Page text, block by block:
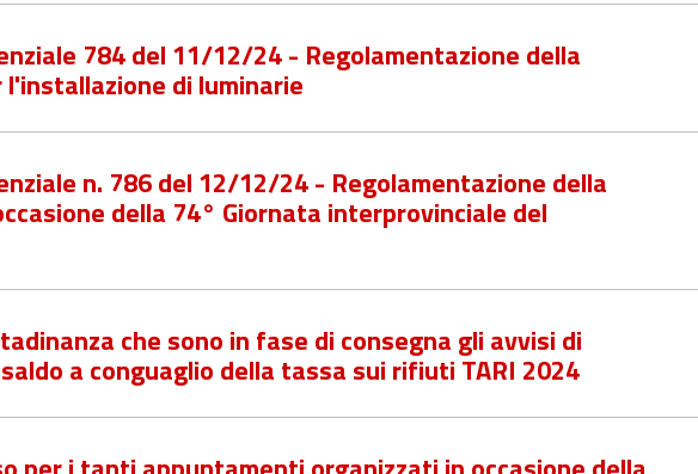
784 del 11/12/24 - Regolamentazione della
di luminarie
n. 786 del 12/12/24 - Regolamentazione della
della 74° Giornata interprovinciale del
che sono in fase di consegna gli avvisi di
a conguaglio della tassa sui rifiuti TARI 2024